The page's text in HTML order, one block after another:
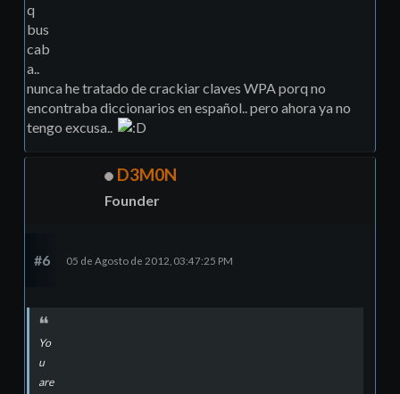
q
bus
cab
a..
nunca he tratado de crackiar claves WPA porq no
encontraba diccionarios en español.. pero ahora ya no
tengo excusa..
D3M0N
Founder
#6 05 de Agosto de 2012, 03:47:25 PM
Yo
u
are